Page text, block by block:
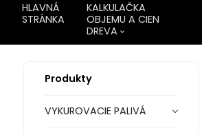
HLAVNÁ
STRÁNKA
KALKULAČKA
OBJEMU A CIEN
DREVA
Produkty
VYKUROVACIE PALIVÁ